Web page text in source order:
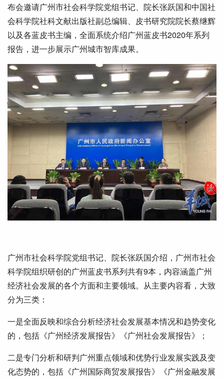
布会邀请广州市社会科学院党组书记、院长张跃国和中国社
会科学院社科文献出版社副总编辑、皮书研究院院长蔡继辉
以及各蓝皮书主编，全面系统介绍广州蓝皮书2020年系列
报告，进一步展示广州城市智库成果。
广州市社会科学院党组书记、院长张跃国介绍，广州市社会
科学院组织研创的广州蓝皮书系列共有9本，内容涵盖广州
经济社会发展的各个方面和主要领域。从主要内容看，大致
分为三类：
一是全面反映和综合分析经济社会发展基本情况和趋势变化
的，包括《广州经济发展报告》《广州社会发展报告》；
二是专门分析和研判广州重点领域和优势行业发展实践及变
化态势的，包括《广州国际商贸发展报告》《广州金融发展